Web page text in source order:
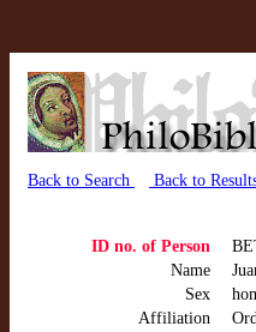
Back to Search Back to
ID no. of Person
Name
Sex
Affiliation